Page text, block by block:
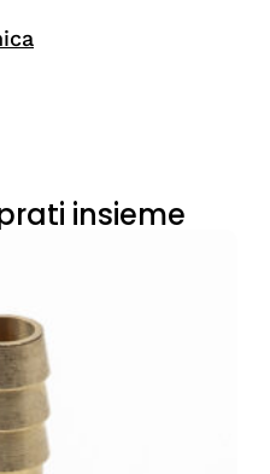
insieme